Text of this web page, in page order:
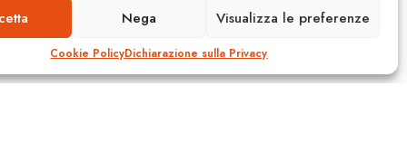
Nega Visualizza le preferenze
Cookie PolicyDichiarazione sulla Privacy